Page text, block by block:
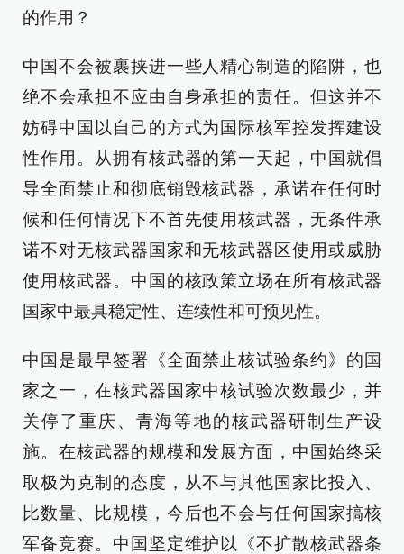
的作用？
中国不会被裹挟进一些人精心制造的陷阱，也
绝不会承担不应由自身承担的责任。但这并不
妨碍中国以自己的方式为国际核军控发挥建设
性作用。从拥有核武器的第一天起，中国就倡
导全面禁止和彻底销毁核武器，承诺在任何时
候和任何情况下不首先使用核武器，无条件承
诺不对无核武器国家和无核武器区使用或威胁
使用核武器。中国的核政策立场在所有核武器
国家中最具稳定性、连续性和可预见性。
中国是最早签署《全面禁止核试验条约》的国
家之一，在核武器国家中核试验次数最少，并
关停了重庆、青海等地的核武器研制生产设
施。在核武器的规模和发展方面，中国始终采
取极为克制的态度，从不与其他国家比投入、
比数量、比规模，今后也不会与任何国家搞核
军备竞赛。中国坚定维护以《不扩散核武器条